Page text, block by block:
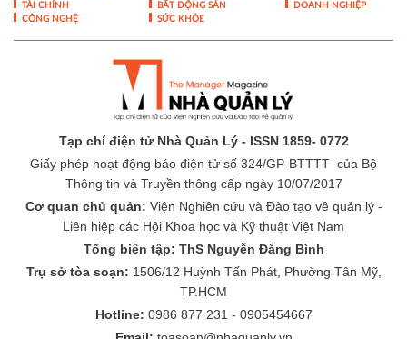
TÀI CHÍNH
BẤT ĐỘNG SẢN
DOANH NGHIỆP
CÔNG NGHỆ
SỨC KHỎE
Tạp chí điện tử Nhà Quản Lý - ISSN 1859- 0772
Giấy phép hoạt động báo điện tử số 324/GP-BTTTT của Bộ
Thông tin và Truyền thông cấp ngày 10/07/2017
Cơ quan chủ quản: Viện Nghiên cứu và Đào tạo về quản lý -
Liên hiệp các Hội Khoa học và Kỹ thuật Việt Nam
Tổng biên tập: ThS Nguyễn Đăng Bình
Trụ sở tòa soạn: 1506/12 Huỳnh Tấn Phát, Phường Tân Mỹ,
TP.HCM
Hotline: 0986 877 231 - 0905454667